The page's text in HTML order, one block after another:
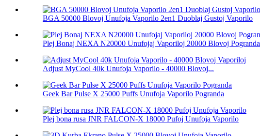
BGA 50000 Blovoj Unufoja Vaporilo 2en1 Duoblaj Gustoj Vaporilo
Plej Bonaj NEXA N20000 Unufojaj Vaporiloj 20000 Blovoj Pogranda
Adjust MyCool 40k Unufoja Vaporilo - 40000 Blovoj...
Geek Bar Pulse X 25000 Puffs Unufoja Vaporilo Pogranda
Plej bona rusa JNR FALCON-X 18000 Pufoj Unufoja Vaporilo